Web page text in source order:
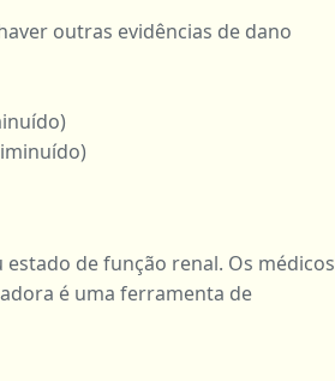
outras evidências de dano
de função renal. Os médicos
é uma ferramenta de